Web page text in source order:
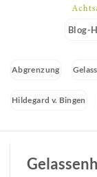
Blog-
Abgrenzung
Hildegard v. Bingen